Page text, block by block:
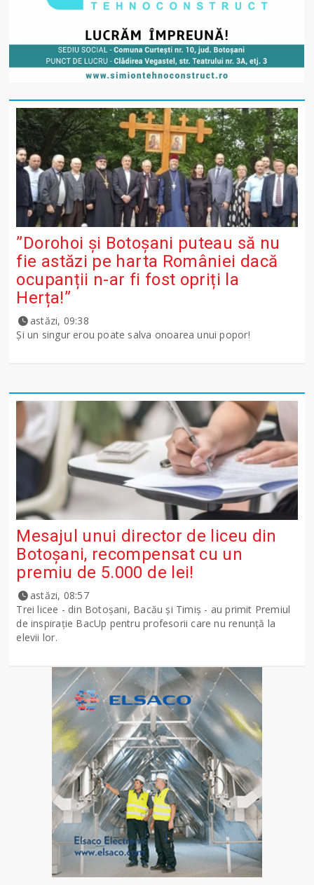
”Dorohoi și Botoșani puteau să nu
fie astăzi pe harta României dacă
ocupanții n-ar fi fost opriți la
Herța!”
astăzi, 09:38
Și un singur erou poate salva onoarea unui popor!
Mesajul unui director de liceu din
Botoșani, recompensat cu un
premiu de 5.000 de lei!
astăzi, 08:57
Trei licee - din Botoșani, Bacău și Timiș - au primit Premiul
de inspirație BacUp pentru profesorii care nu renunță la
elevii lor.